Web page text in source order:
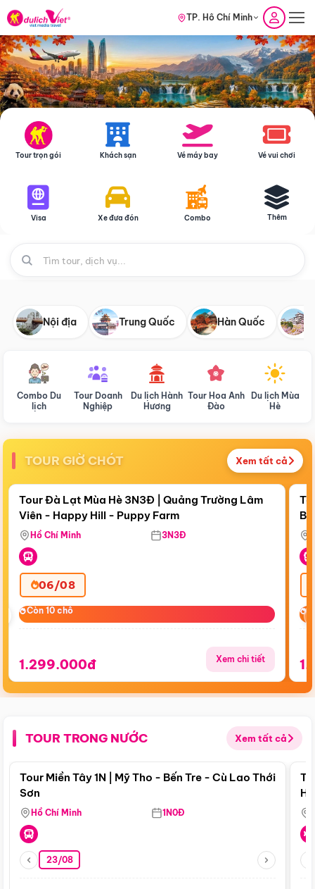
TP. Hồ Chí Minh
Tour trọn gói Khách sạn Vé máy bay Vé vui chơi
Visa Xe đưa đón Combo Thêm
Nội địa Trung Quốc Hàn Quốc
Combo Du
lịch
Tour Doanh
Nghiệp
Du lịch Hành
Hương
Tour Hoa Anh
Đào
Du lịch Mùa
Hè
TOUR GIỜ CHÓT Xem tất cả
Còn21:12:48
Điểm nổi bật
Tour Đà Lạt Mùa Hè 3N3Đ | Quảng Trường Lâm
Viên - Happy Hill - Puppy Farm
Hồ Chí Minh 3N3Đ
06/08
Còn 10 chỗ
Còn 10 chỗ
1.299.000đ Xem chi tiết
TOUR TRONG NƯỚC Xem tất cả
Điểm nổi bật
Tour Miền Tây 1N | Mỹ Tho - Bến Tre - Cù Lao Thới
Sơn
Hồ Chí Minh 1N0Đ
23/08